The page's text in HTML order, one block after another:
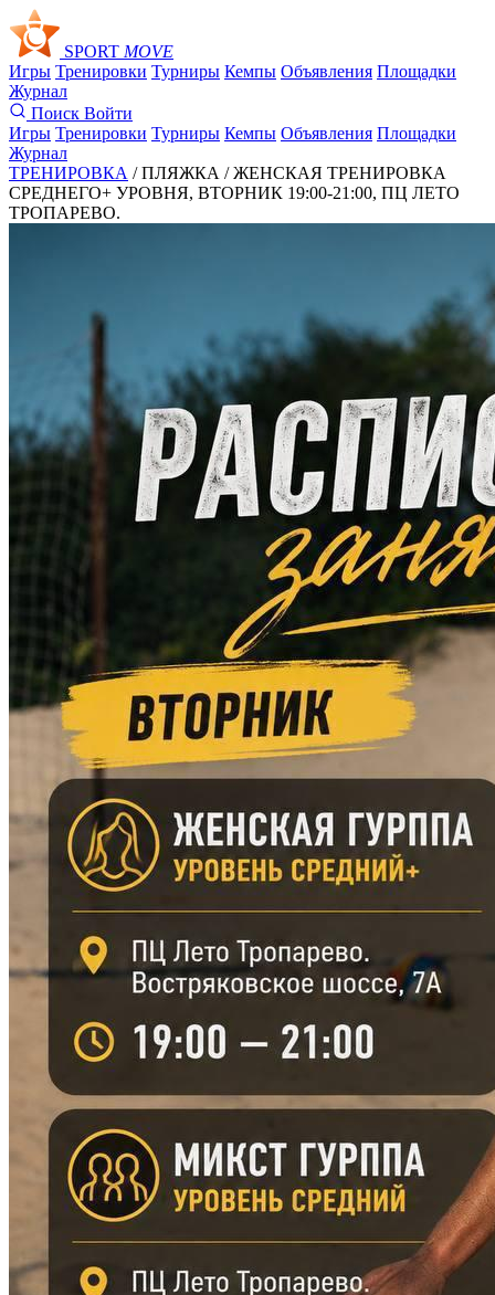
SPORT MOVE
Игры Тренировки Турниры Кемпы Объявления Площадки
Журнал
Поиск Войти
Игры Тренировки Турниры Кемпы Объявления Площадки
Журнал
ТРЕНИРОВКА / ПЛЯЖКА /ЖЕНСКАЯ ТРЕНИРОВКА
СРЕДНЕГО+ УРОВНЯ, ВТОРНИК 19:00-21:00, ПЦ ЛЕТО
ТРОПАРЕВО.